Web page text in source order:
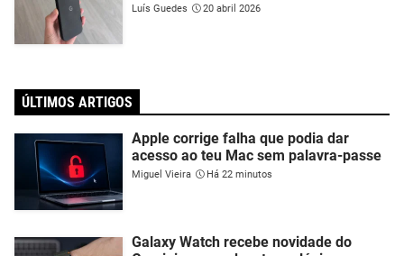
Luís Guedes 20 abril 2026
ÚLTIMOS ARTIGOS
Apple corrige falha que podia dar
acesso ao teu Mac sem palavra-passe
Miguel Vieira Há 22 minutos
Galaxy Watch recebe novidade do